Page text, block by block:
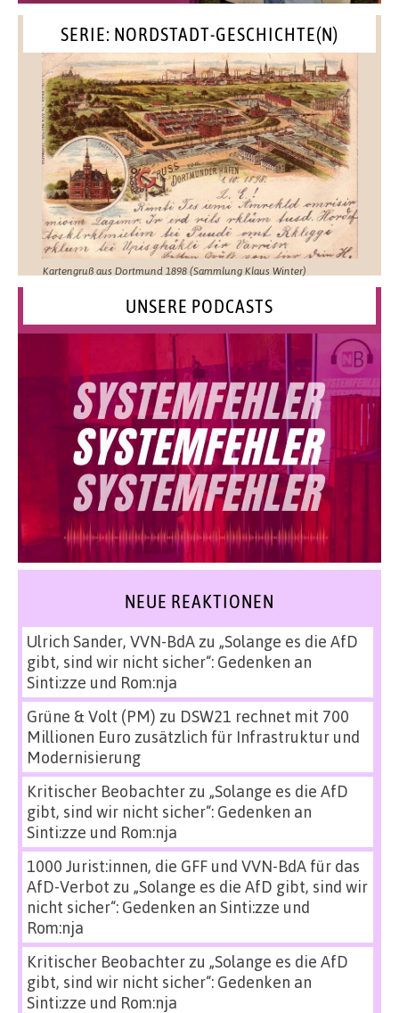
SERIE: NORDSTADT-GESCHICHTE(N)
Kartengruß aus Dortmund 1898 (Sammlung Klaus Winter)
UNSERE PODCASTS
NEUE REAKTIONEN
Ulrich Sander, VVN-BdAzu „Solange es die AfD
gibt, sind wir nicht sicher“: Gedenken an
Sinti:zze und Rom:nja
Grüne & Volt (PM) zu DSW21 rechnet mit 700
Millionen Euro zusätzlich für Infrastruktur und
Modernisierung
Kritischer Beobachterzu „Solange es die AfD
gibt, sind wir nicht sicher“: Gedenken an
Sinti:zze und Rom:nja
1000 Jurist:innen, die GFF und VVN-BdA für das
AfD-Verbot zu „Solange es die AfD gibt, sind wir
nicht sicher“: Gedenken an Sinti:zze und
Rom:nja
Kritischer Beobachterzu „Solange es die AfD
gibt, sind wir nicht sicher“: Gedenken an
Sinti:zze und Rom:nja